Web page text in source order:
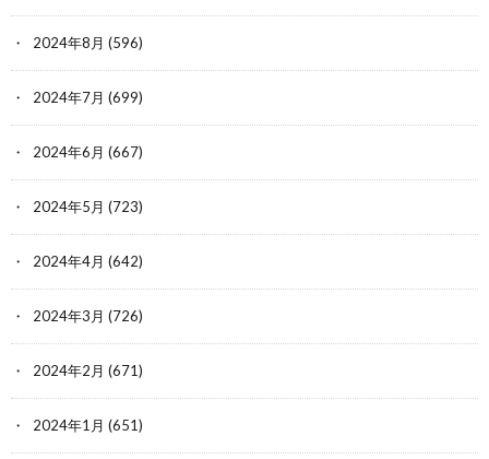
2024年8月 (596)
2024年7月 (699)
2024年6月 (667)
2024年5月 (723)
2024年4月 (642)
2024年3月 (726)
2024年2月 (671)
2024年1月 (651)